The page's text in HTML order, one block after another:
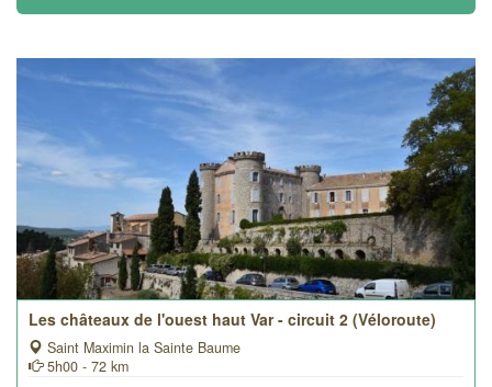
Les châteaux de l'ouest haut Var - circuit 2 (Véloroute)
Saint Maximin la Sainte Baume
5h00 - 72 km